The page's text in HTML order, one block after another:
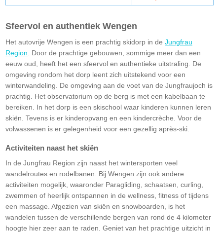
Sfeervol en authentiek Wengen
Het autovrije Wengen is een prachtig skidorp in de Jungfrau
Region . Door de prachtige gebouwen, sommige meer dan een
eeuw oud, heeft het een sfeervol en authentieke uitstraling. De
omgeving rondom het dorp leent zich uitstekend voor een
winterwandeling. De omgeving aan de voet van de Jungfraujoch is
prachtig. Het observatorium op de berg is met een kabelbaan te
bereiken. In het dorp is een skischool waar kinderen kunnen leren
skiën. Tevens is er kinderopvang en een kindercrèche. Voor de
volwassenen is er gelegenheid voor een gezellig après-ski.
Activiteiten naast het skiën
In de Jungfrau Region zijn naast het wintersporten veel
wandelroutes en rodelbanen. Bij Wengen zijn ook andere
activiteiten mogelijk, waaronder Paragliding, schaatsen, curling,
zwemmen of heerlijk ontspannen in de wellness, fitness of tijdens
een massage. Afgezien van skiën en snowboarden, is het
wandelen tussen de verschillende bergen van rond de 4 kilometer
hoogte hier zeer aan te raden. Geniet van het prachtige uitzicht in